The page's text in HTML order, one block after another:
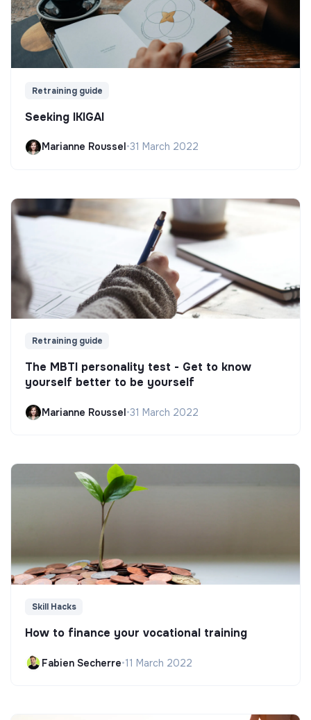
Retraining guide
Seeking IKIGAI
Marianne Roussel•31 March 2022
Retraining guide
The MBTI personality test - Get to know
yourself better to be yourself
Marianne Roussel•31 March 2022
Skill Hacks
How to finance your vocational training
Fabien Secherre•11 March 2022